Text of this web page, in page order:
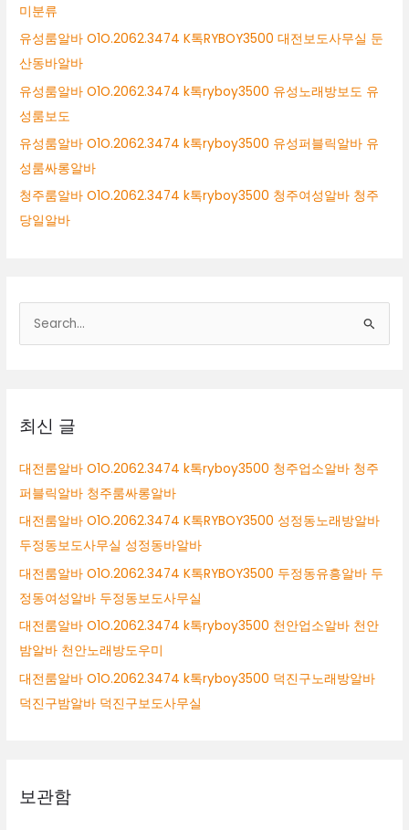
미분류
유성룸알바 O1O.2062.3474 K톡RYBOY3500 대전보도사무실 둔
산동바알바
유성룸알바 O1O.2062.3474 k톡ryboy3500 유성노래방보도 유
성룸보도
유성룸알바 O1O.2062.3474 k톡ryboy3500 유성퍼블릭알바 유
성룸싸롱알바
청주룸알바 O1O.2062.3474 k톡ryboy3500 청주여성알바 청주
당일알바
색
최신 글
대전룸알바 O1O.2062.3474 k톡ryboy3500 청주업소알바 청주
퍼블릭알바 청주룸싸롱알바
대전룸알바 O1O.2062.3474 K톡RYBOY3500 성정동노래방알바
두정동보도사무실 성정동바알바
대전룸알바 O1O.2062.3474 K톡RYBOY3500 두정동유흥알바 두
정동여성알바 두정동보도사무실
대전룸알바 O1O.2062.3474 k톡ryboy3500 천안업소알바 천안
밤알바 천안노래방도우미
대전룸알바 O1O.2062.3474 k톡ryboy3500 덕진구노래방알바
덕진구밤알바 덕진구보도사무실
보관함